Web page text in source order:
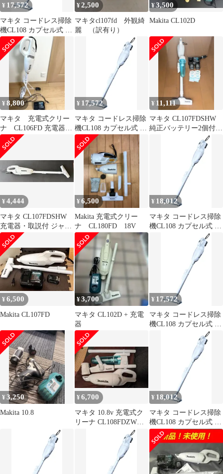
業務用 一人暮らし 新生
活 車載
¥ 17,572
マキタ コードレス掃除
機CL108 カプセル式 標
準25分稼働／充電22分
軽量定番モデル 10.8V
バッテリ充電器付
CL108FDSHW 1
¥2,500
マキタcl107fd 外観綺
麗 （訳有り）
¥3,500
Makita CL102D
¥8,800
マキタ 充電式クリー
ナ CL106FD 充電器
付 スタンド付
makita
¥ 17,572
マキタ コードレス掃除
機CL108 カプセル式 標
準25分稼働／充電22分
軽量定番モデル 10.8V
バッテリ充電器付
CL108FDSHW 1
¥ 11,111
マキタ CL107FDSHW
純正バッテリー2個付
サイクロン付き スタン
¥4,444
マキタ CL107FDSHW
充電器・取説付 ジャン
ク品
¥6,500
Makita 充電式クリー
ナ CL180FD 18V
¥ 18,012
マキタ コードレス掃除
機CL108 カプセル式 標
準25分稼働／充電22分
軽量定番モデル 10.8V
バッテリ充電器付
CL108FDSHW 1
¥6,500
Makita CL107FD
¥3,700
マキタ CL102D + 充電
器
¥ 17,572
マキタ コードレス掃除
機CL108 カプセル式 標
準25分稼働／充電22分
軽量定番モデル 10.8V
バッテリ充電器付
CL108FDSHW 0
¥3,250
Makita 10.8
¥6,700
マキタ 10.8v 充電式ク
リーナ CL108FDZWと
オプションパーツ2個付
¥ 18,012
マキタ コードレス掃除
機CL108 カプセル式 標
準25分稼働／充電22分
軽量定番モデル 10.8V
バッテリ充電器付
CL108FDSHW 1